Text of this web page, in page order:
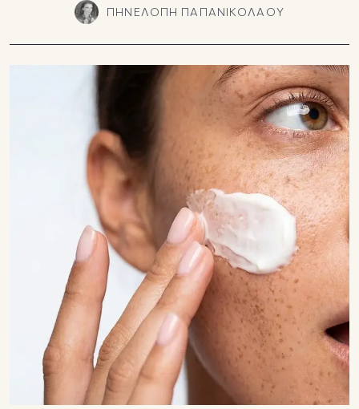
ΠΗΝΕΛΟΠΗ ΠΑΠΑΝΙΚΟΛΑΟΥ